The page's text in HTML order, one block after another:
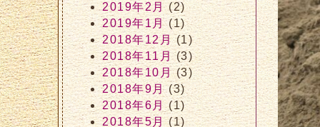
2019年2月(2)
2019年1月(1)
2018年12月(1)
2018年11月(3)
2018年10月(3)
2018年9月(3)
2018年6月(1)
2018年5月(1)